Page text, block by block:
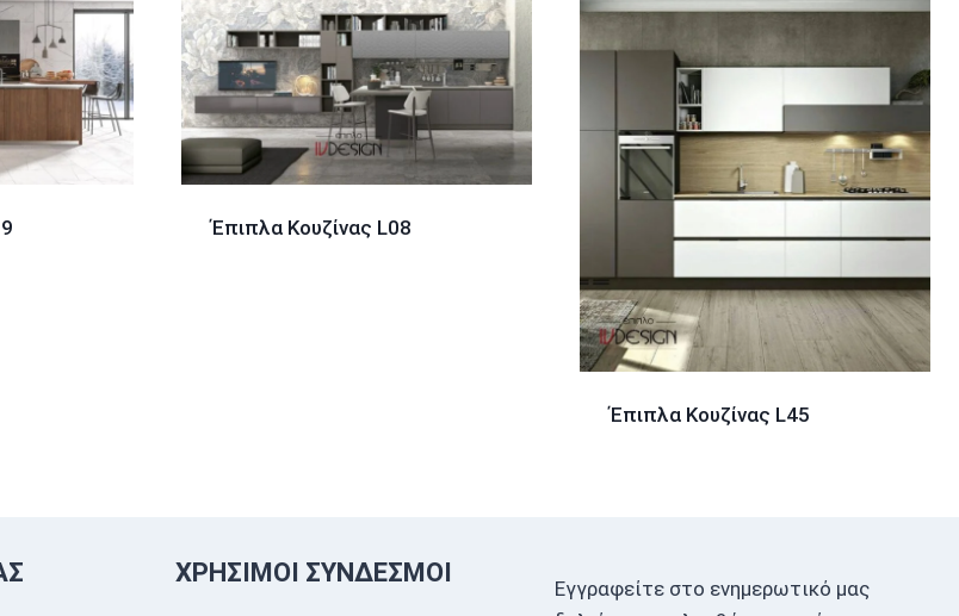
Έπιπλα Κουζίνας L08
Έπιπλα Κουζίνας L45
ΧΡΉΣΙΜΟΙ ΣΎΝΔΕΣΜΟΙ
Εγγραφείτε στο ενημερωτικό μας